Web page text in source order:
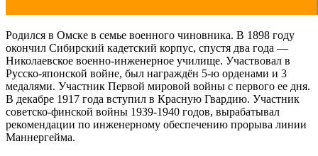
Родился в Омске в семье военного чиновника. В 1898 году
окончил Сибирский кадетский корпус, спустя два года —
Николаевское военно-инженерное училище. Участвовал в
Русско-японской войне, был награждён 5-ю орденами и 3
медалями. Участник Первой мировой войны с первого ее дня.
В декабре 1917 года вступил в Красную Гвардию. Участник
советско-финской войны 1939-1940 годов, вырабатывал
рекомендации по инженерному обеспечению прорыва линии
Маннергейма.